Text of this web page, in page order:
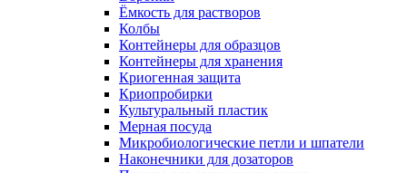
Ёмкость для растворов
Колбы
Контейнеры для образцов
Контейнеры для хранения
Криогенная защита
Криопробирки
Культуральный пластик
Мерная посуда
Микробиологические петли и шпатели
Наконечники для дозаторов